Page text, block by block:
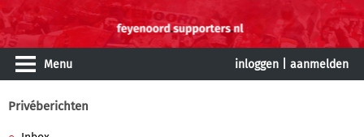
Menu inloggen aanmelden
Privéberichten